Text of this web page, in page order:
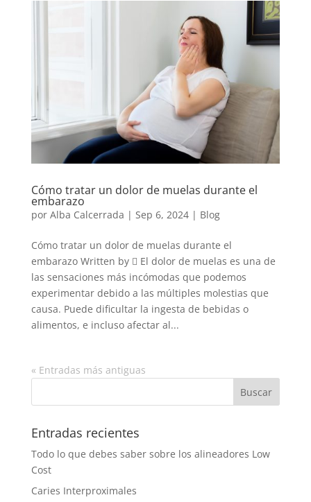
Cómo tratar un dolor de muelas durante el
embarazo
por Alba Calcerrada | Sep 6, 2024| Blog
Cómo tratar un dolor de muelas durante el
embarazo Written by  El dolor de muelas es una de
las sensaciones más incómodas que podemos
experimentar debido a las múltiples molestias que
causa. Puede dificultar la ingesta de bebidas o
alimentos, e incluso afectar al...
« Entradas más antiguas
Entradas recientes
Todo lo que debes saber sobre los alineadores Low
Cost
Caries Interproximales